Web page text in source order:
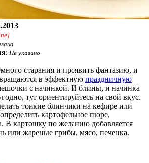
Не указано
старания и проявить фантазию, и
в эффектную праздничную
с начинкой. И блины, и начинка
тут ориентируйтесь на свой вкус.
тонкие блинчики на кефире или
картофельное пюре,
В картошку по желанию добавляется
или жареные грибы, мясо, печенка.